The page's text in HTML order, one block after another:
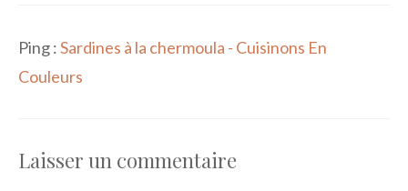
Ping :Sardines à la chermoula - Cuisinons En
Couleurs
Laisser un commentaire